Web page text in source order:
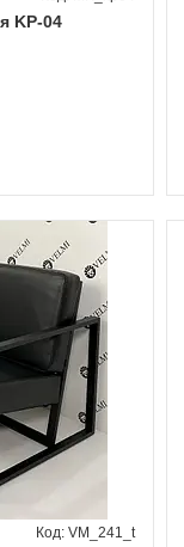
KP-04
VM_241_t